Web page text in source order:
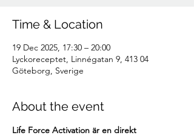
Time & Location
19 Dec 2025, 17:30 – 20:00
Lyckoreceptet, Linnégatan 9, 413 04
Göteborg, Sverige
About the event
Life Force Activation är en direkt